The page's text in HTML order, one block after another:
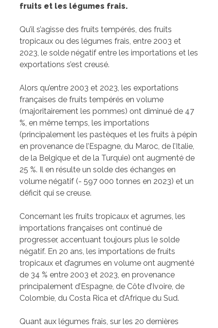
fruits et les légumes frais.
Qu’il s’agisse des fruits tempérés, des fruits
tropicaux ou des légumes frais, entre 2003 et
2023, le solde négatif entre les importations et les
exportations s’est creusé.
Alors qu’entre 2003 et 2023, les exportations
françaises de fruits tempérés en volume
(majoritairement les pommes) ont diminué de 47
%, en même temps, les importations
(principalement les pastèques et les fruits à pépin
en provenance de l’Espagne, du Maroc, de l’Italie,
de la Belgique et de la Turquie) ont augmenté de
25 %. Il en résulte un solde des échanges en
volume négatif (- 597 000 tonnes en 2023) et un
déficit qui se creuse.
Concernant les fruits tropicaux et agrumes, les
importations françaises ont continué de
progresser, accentuant toujours plus le solde
négatif. En 20 ans, les importations de fruits
tropicaux et d’agrumes en volume ont augmenté
de 34 % entre 2003 et 2023, en provenance
principalement d’Espagne, de Côte d’Ivoire, de
Colombie, du Costa Rica et d’Afrique du Sud.
Quant aux légumes frais, sur les 20 dernières